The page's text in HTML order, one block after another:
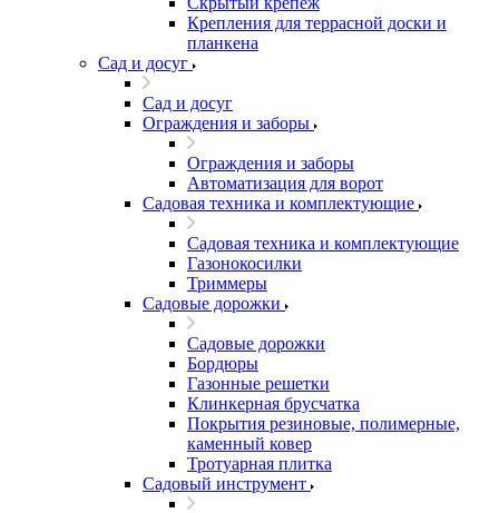
Крепления для террасной доски и
планкена
Сад и досуг
Сад и досуг
Ограждения и заборы
Ограждения и заборы
Автоматизация для ворот
Садовая техника и комплектующие
Садовая техника и комплектующие
Газонокосилки
Триммеры
Садовые дорожки
Садовые дорожки
Бордюры
Газонные решетки
Клинкерная брусчатка
Покрытия резиновые, полимерные,
каменный ковер
Тротуарная плитка
Садовый инструмент